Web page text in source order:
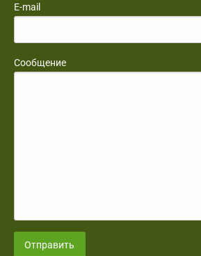
E-mail
Сообщение
Отправить